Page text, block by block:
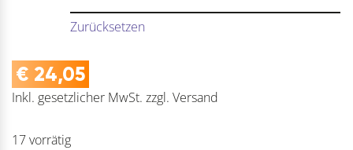
Zurücksetzen
€ 24,05
Inkl. gesetzlicher MwSt. zzgl. Versand
17 vorrätig